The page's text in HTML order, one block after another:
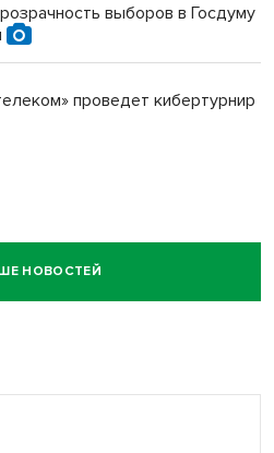
выборов в Госдуму
проведет кибертурнир
НОВОСТЕЙ